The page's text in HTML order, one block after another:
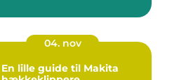
04. nov
En lille guide til Makita